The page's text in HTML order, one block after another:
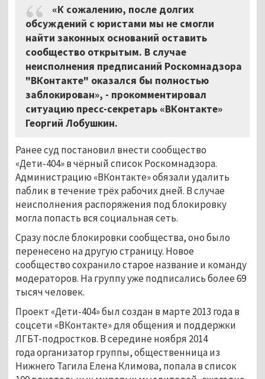
«К сожалению, после долгих
обсуждений с юристами мы не смогли
найти законных оснований оставить
сообщество открытым. В случае
неисполнения предписаний Роскомнадзора
"ВКонтакте" оказался бы полностью
заблокирован», - прокомментировал
ситуацию пресс-секретарь «ВКонтакте»
Георгий Лобушкин.
Ранее суд постановил внести сообщество
«Дети-404» в чёрный список Роскомнадзора.
Администрацию «ВКонтакте» обязали удалить
паблик в течение трёх рабочих дней. В случае
неисполнения распоряжения под блокировку
могла попасть вся социальная сеть.
Сразу после блокировки сообщества, оно было
перенесено на другую страницу. Новое
сообщество сохранило старое название и команду
модераторов. На группу уже подписались более 69
тысяч человек.
Проект «Дети-404» был создан в марте 2013 года в
соцсети «ВКонтакте» для общения и поддержки
ЛГБТ-подростков. В середине ноября 2014
года организатор группы, общественница из
Нижнего Тагила Елена Климова, попала в список